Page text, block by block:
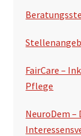
FairCare –
Pflege
NeuroDem –